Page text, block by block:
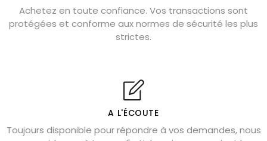
Cornaline : propriétés magiques
Capricorne : quelles pierres choisir
Shungite : purification et protection
Bagues en labradorite argent 925
Achetez en toute confiance. Vos transactions sont
protégées et conforme aux normes de sécurité les plus
strictes.
A L'ÉCOUTE
Toujours disponible pour répondre à vos demandes, nous